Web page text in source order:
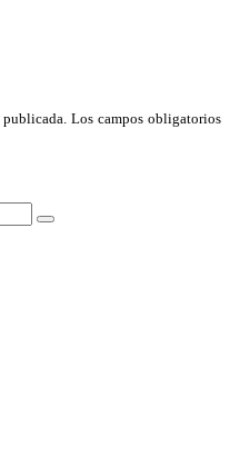
Los campos obligatorios